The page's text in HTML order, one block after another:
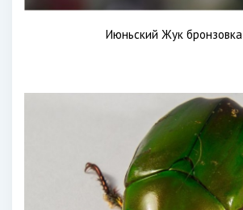
Июньский Жук бронзовка